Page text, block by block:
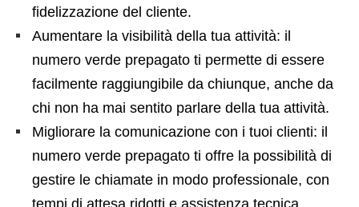
fidelizzazione del cliente.
Aumentare la visibilità della tua attività: il
numero verde prepagato ti permette di essere
facilmente raggiungibile da chiunque, anche da
chi non ha mai sentito parlare della tua attività.
Migliorare la comunicazione con i tuoi clienti: il
numero verde prepagato ti offre la possibilità di
gestire le chiamate in modo professionale, con
tempi di attesa ridotti e assistenza tecnica